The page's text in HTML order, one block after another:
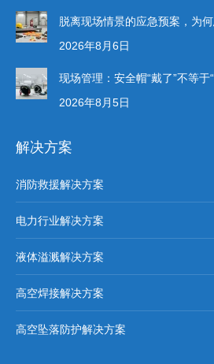
脱离现场情景的应急预案，为
2026年8月6日
现场管理：安全帽“戴了”不等于
2026年8月5日
解决方案
消防救援解决方案
电力行业解决方案
液体溢溅解决方案
高空焊接解决方案
高空坠落防护解决方案